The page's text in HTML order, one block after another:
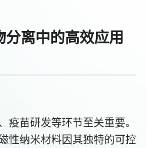
离中的高效应用
苗研发等环节至关重要。
性纳米材料因其独特的可控